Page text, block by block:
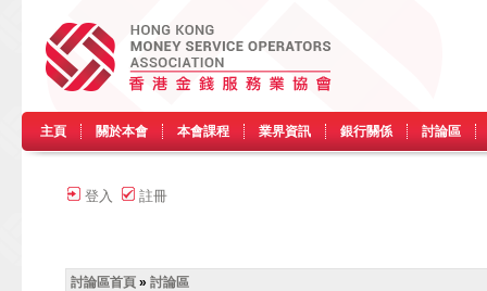
主頁 關於本會 本會課程 業界資訊 銀行關係 討論區
登入 註冊
討論區首頁 » 討論區